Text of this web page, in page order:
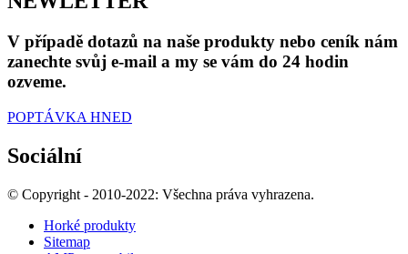
V případě dotazů na naše produkty nebo ceník nám
zanechte svůj e-mail a my se vám do 24 hodin
ozveme.
POPTÁVKA HNED
Sociální
© Copyright - 2010-2022: Všechna práva vyhrazena.
Horké produkty
Sitemap